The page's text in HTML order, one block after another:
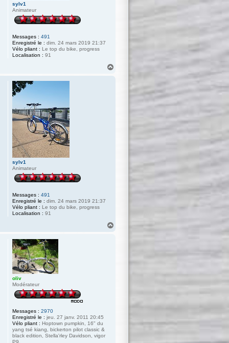
sylv1
Animateur
Messages : 491
Enregistré le : dim. 24 mars 2019 21:37
Vélo pliant : Le top du bike, progress
Localisation : 91
sylv1
Animateur
Messages : 491
Enregistré le : dim. 24 mars 2019 21:37
Vélo pliant : Le top du bike, progress
Localisation : 91
oliv
Modérateur
Messages : 2970
Enregistré le : jeu. 27 janv. 2011 20:45
Vélo pliant : Hoptown pumpkin, 16" du
yang tsé kiang, bickerton pilot classic &
black edition, Stella'rley Davidson, vigor
P9.